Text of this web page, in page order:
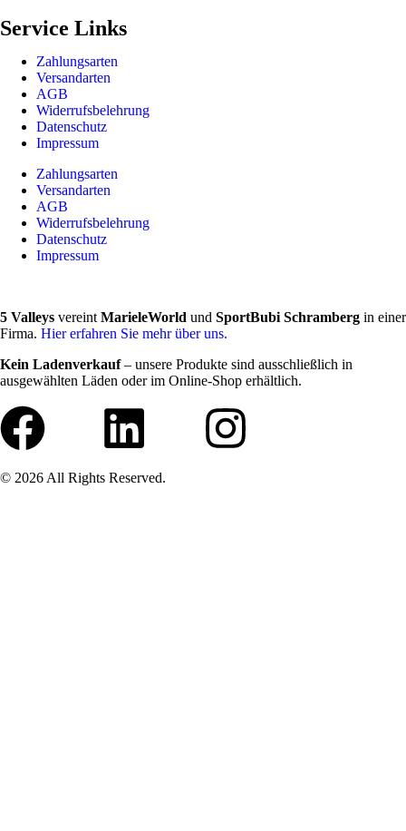
Service Links
Zahlungsarten
Versandarten
AGB
Widerrufsbelehrung
Datenschutz
Impressum
Zahlungsarten
Versandarten
AGB
Widerrufsbelehrung
Datenschutz
Impressum
5 Valleys vereint MarieleWorld und SportBubi Schramberg in einer
Firma. Hier erfahren Sie mehr über uns.
Kein Ladenverkauf– unsere Produkte sind ausschließlich in
ausgewählten Läden oder im Online-Shop erhältlich.
© 2026 All Rights Reserved.